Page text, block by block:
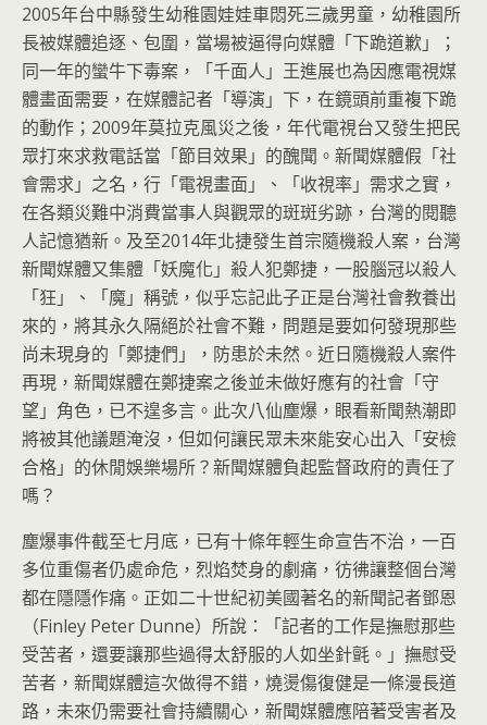
2005年台中縣發生幼稚園娃娃車悶死三歲男童，幼稚園所
長被媒體追逐、包圍，當場被逼得向媒體「下跪道歉」；
同一年的蠻牛下毒案，「千面人」王進展也為因應電視媒
體畫面需要，在媒體記者「導演」下，在鏡頭前重複下跪
的動作；2009年莫拉克風災之後，年代電視台又發生把民
眾打來求救電話當「節目效果」的醜聞。新聞媒體假「社
會需求」之名，行「電視畫面」、「收視率」需求之實，
在各類災難中消費當事人與觀眾的斑斑劣跡，台灣的閱聽
人記憶猶新。及至2014年北捷發生首宗隨機殺人案，台灣
新聞媒體又集體「妖魔化」殺人犯鄭捷，一股腦冠以殺人
「狂」、「魔」稱號，似乎忘記此子正是台灣社會教養出
來的，將其永久隔絕於社會不難，問題是要如何發現那些
尚未現身的「鄭捷們」，防患於未然。近日隨機殺人案件
再現，新聞媒體在鄭捷案之後並未做好應有的社會「守
望」角色，已不遑多言。此次八仙塵爆，眼看新聞熱潮即
將被其他議題淹沒，但如何讓民眾未來能安心出入「安檢
合格」的休閒娛樂場所？新聞媒體負起監督政府的責任了
嗎？
塵爆事件截至七月底，已有十條年輕生命宣告不治，一百
多位重傷者仍處命危，烈焰焚身的劇痛，彷彿讓整個台灣
都在隱隱作痛。正如二十世紀初美國著名的新聞記者鄧恩
（Finley Peter Dunne）所說：「記者的工作是撫慰那些
受苦者，還要讓那些過得太舒服的人如坐針氈。」撫慰受
苦者，新聞媒體這次做得不錯，燒燙傷復健是一條漫長道
路，未來仍需要社會持續關心，新聞媒體應陪著受害者及